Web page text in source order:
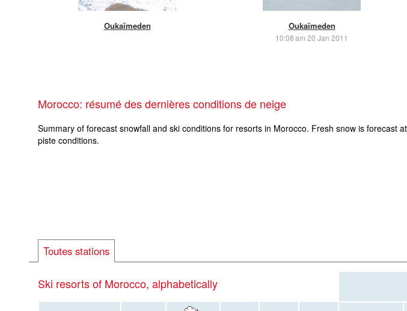
Oukaïmeden Oukaïmeden
10:08 am 20 Jan 2011
Morocco: résumé des dernières conditions de neige
Summary of forecast snowfall and ski conditions for resorts in Morocco. Fresh snow is forecast
piste conditions.
Toutes stations
Ski resorts of Morocco, alphabetically